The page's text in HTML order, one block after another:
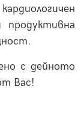
с дейното
Вас!